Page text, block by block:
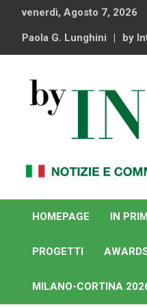
content
venerdì, Agosto 7, 2026
Paola G. Lunghini by
By
internazionale
HOMEPAGE
IN
PROGETTI
MILANO-CORTINA